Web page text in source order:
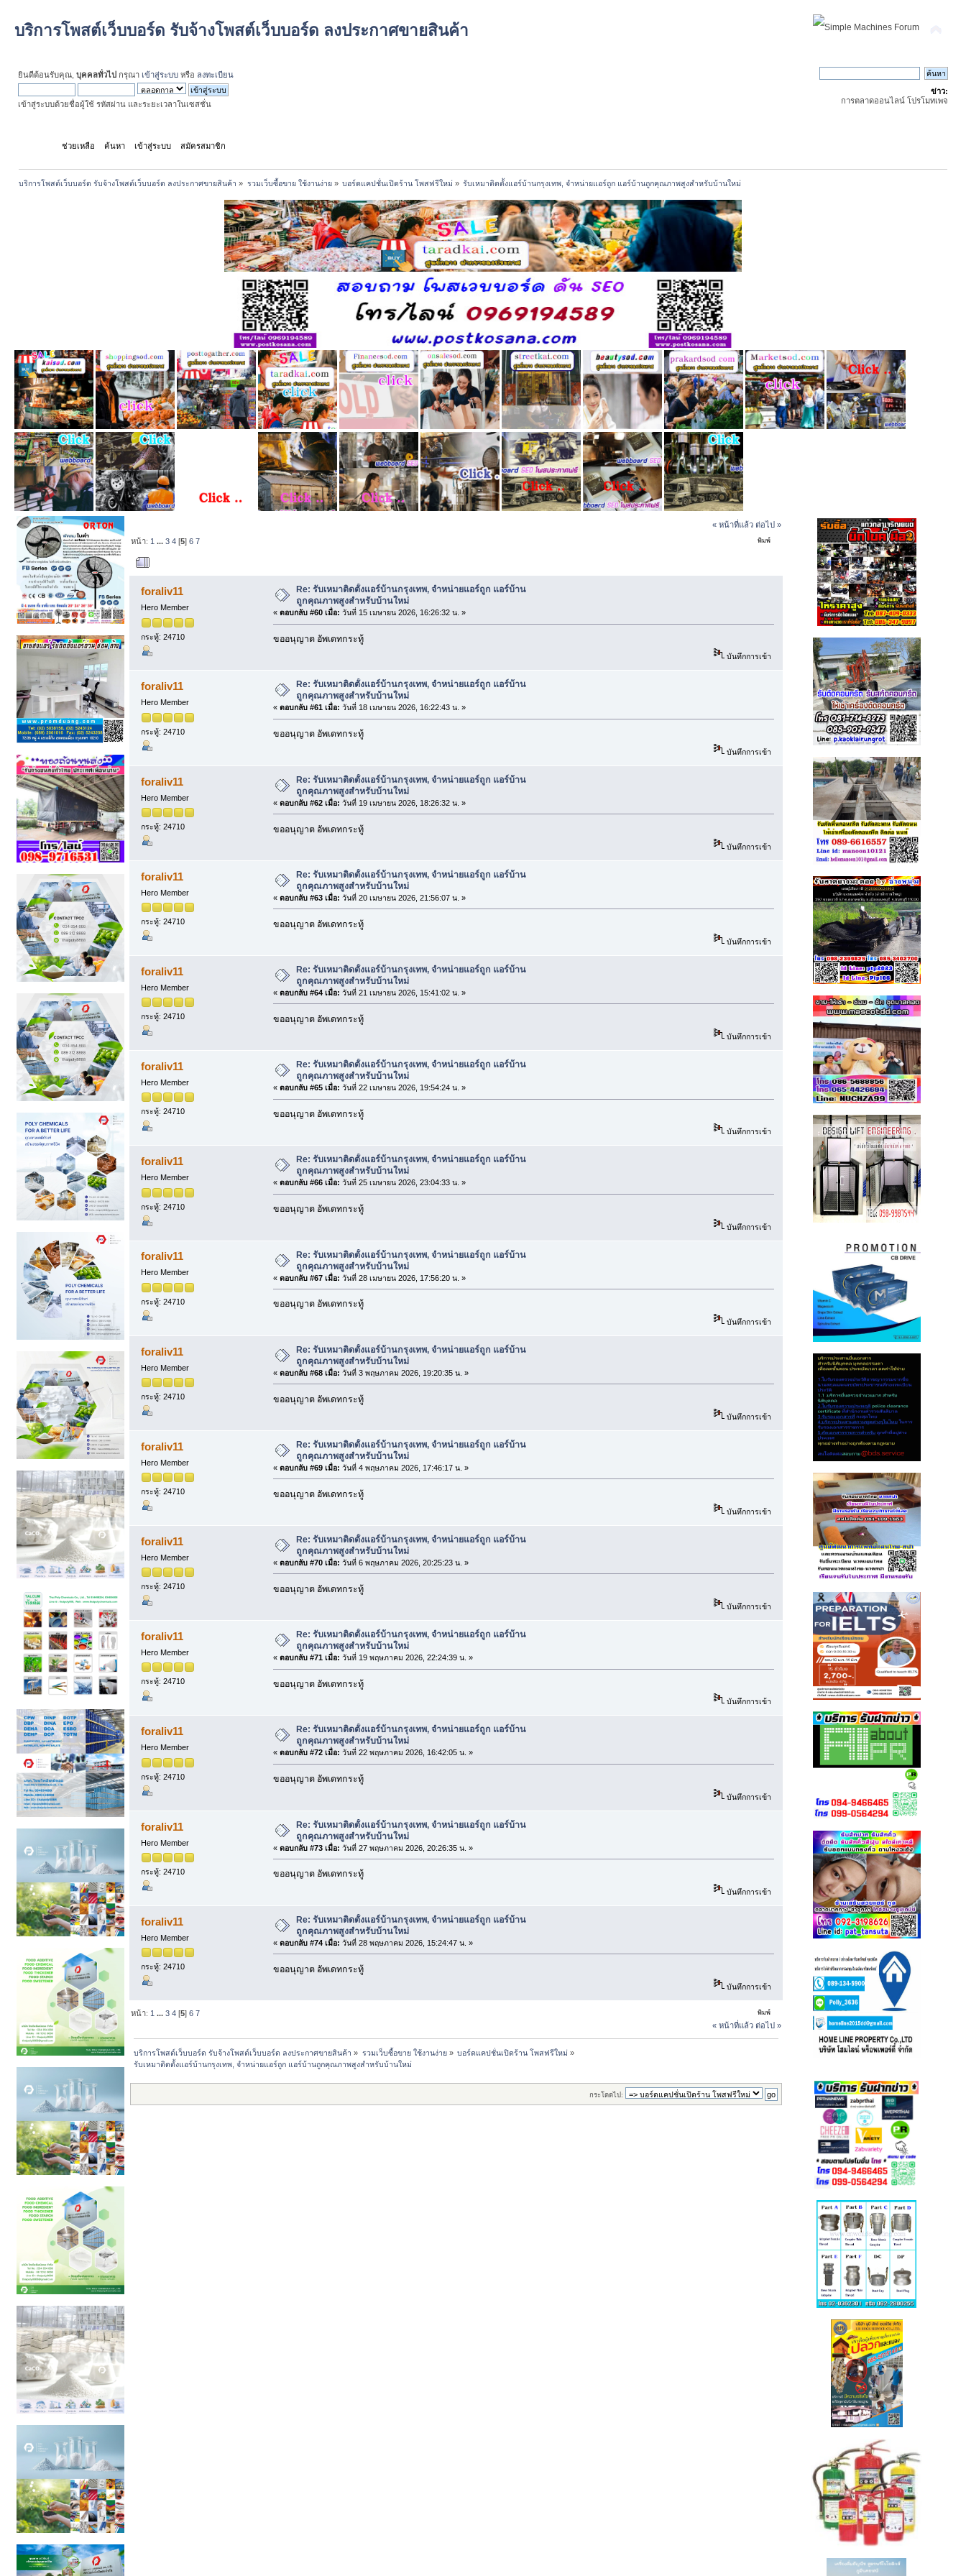
บริการโพสต์เว็บบอร์ด รับจ้างโพสต์เว็บบอร์ด ลงประกาศขายสินค้า
ยินดีต้อนรับคุณ, บุคคลทั่วไป กรุณา เข้าสู่ระบบ หรือ ลงทะเบียน
เข้าสู่ระบบด้วยชื่อผู้ใช้ รหัสผ่าน และระยะเวลาในเซสชั่น
ข่าว:
การตลาดออนไลน์ โปรโมทเพจ
ช่วยเหลือ ค้นหา เข้าสู่ระบบ สมัครสมาชิก
บริการโพสต์เว็บบอร์ด รับจ้างโพสต์เว็บบอร์ด ลงประกาศขายสินค้า » รวมเว็บซื้อขาย ใช้งานง่าย» บอร์ดแคปชั่นเปิดร้าน โพสฟรีใหม่» รับเหมาติดตั้งแอร์บ้านกรุงเทพ, จำหน่ายแอร์ถูก แอร์บ้านถูกคุณภาพสูงสำหรับบ้านใหม่
« หน้าที่แล้ว ต่อไป »
พิมพ์
หน้า: 1 ...3 4 [5]6 7
ครั้ง)
foraliv11
Hero Member
กระทู้: 24710
Re: รับเหมาติดตั้งแอร์บ้านกรุงเทพ, จำหน่ายแอร์ถูก แอร์บ้าน
ถูกคุณภาพสูงสำหรับบ้านใหม่
« ตอบกลับ #60 เมื่อ: วันที่ 15 เมษายน 2026, 16:26:32 น. »
ขออนุญาต อัพเดทกระทู้
บันทึกการเข้า
foraliv11
Hero Member
กระทู้: 24710
Re: รับเหมาติดตั้งแอร์บ้านกรุงเทพ, จำหน่ายแอร์ถูก แอร์บ้าน
ถูกคุณภาพสูงสำหรับบ้านใหม่
« ตอบกลับ #61 เมื่อ: วันที่ 18 เมษายน 2026, 16:22:43 น. »
ขออนุญาต อัพเดทกระทู้
บันทึกการเข้า
foraliv11
Hero Member
กระทู้: 24710
Re: รับเหมาติดตั้งแอร์บ้านกรุงเทพ, จำหน่ายแอร์ถูก แอร์บ้าน
ถูกคุณภาพสูงสำหรับบ้านใหม่
« ตอบกลับ #62 เมื่อ: วันที่ 19 เมษายน 2026, 18:26:32 น. »
ขออนุญาต อัพเดทกระทู้
บันทึกการเข้า
foraliv11
Hero Member
กระทู้: 24710
Re: รับเหมาติดตั้งแอร์บ้านกรุงเทพ, จำหน่ายแอร์ถูก แอร์บ้าน
ถูกคุณภาพสูงสำหรับบ้านใหม่
« ตอบกลับ #63 เมื่อ: วันที่ 20 เมษายน 2026, 21:56:07 น. »
ขออนุญาต อัพเดทกระทู้
บันทึกการเข้า
foraliv11
Hero Member
กระทู้: 24710
Re: รับเหมาติดตั้งแอร์บ้านกรุงเทพ, จำหน่ายแอร์ถูก แอร์บ้าน
ถูกคุณภาพสูงสำหรับบ้านใหม่
« ตอบกลับ #64 เมื่อ: วันที่ 21 เมษายน 2026, 15:41:02 น. »
ขออนุญาต อัพเดทกระทู้
บันทึกการเข้า
foraliv11
Hero Member
กระทู้: 24710
Re: รับเหมาติดตั้งแอร์บ้านกรุงเทพ, จำหน่ายแอร์ถูก แอร์บ้าน
ถูกคุณภาพสูงสำหรับบ้านใหม่
« ตอบกลับ #65 เมื่อ: วันที่ 22 เมษายน 2026, 19:54:24 น. »
ขออนุญาต อัพเดทกระทู้
บันทึกการเข้า
foraliv11
Hero Member
กระทู้: 24710
Re: รับเหมาติดตั้งแอร์บ้านกรุงเทพ, จำหน่ายแอร์ถูก แอร์บ้าน
ถูกคุณภาพสูงสำหรับบ้านใหม่
« ตอบกลับ #66 เมื่อ: วันที่ 25 เมษายน 2026, 23:04:33 น. »
ขออนุญาต อัพเดทกระทู้
บันทึกการเข้า
foraliv11
Hero Member
กระทู้: 24710
Re: รับเหมาติดตั้งแอร์บ้านกรุงเทพ, จำหน่ายแอร์ถูก แอร์บ้าน
ถูกคุณภาพสูงสำหรับบ้านใหม่
« ตอบกลับ #67 เมื่อ: วันที่ 28 เมษายน 2026, 17:56:20 น. »
ขออนุญาต อัพเดทกระทู้
บันทึกการเข้า
foraliv11
Hero Member
กระทู้: 24710
Re: รับเหมาติดตั้งแอร์บ้านกรุงเทพ, จำหน่ายแอร์ถูก แอร์บ้าน
ถูกคุณภาพสูงสำหรับบ้านใหม่
« ตอบกลับ #68 เมื่อ: วันที่ 3 พฤษภาคม 2026, 19:20:35 น. »
ขออนุญาต อัพเดทกระทู้
บันทึกการเข้า
foraliv11
Hero Member
กระทู้: 24710
Re: รับเหมาติดตั้งแอร์บ้านกรุงเทพ, จำหน่ายแอร์ถูก แอร์บ้าน
ถูกคุณภาพสูงสำหรับบ้านใหม่
« ตอบกลับ #69 เมื่อ: วันที่ 4 พฤษภาคม 2026, 17:46:17 น. »
ขออนุญาต อัพเดทกระทู้
บันทึกการเข้า
foraliv11
Hero Member
กระทู้: 24710
Re: รับเหมาติดตั้งแอร์บ้านกรุงเทพ, จำหน่ายแอร์ถูก แอร์บ้าน
ถูกคุณภาพสูงสำหรับบ้านใหม่
« ตอบกลับ #70 เมื่อ: วันที่ 6 พฤษภาคม 2026, 20:25:23 น. »
ขออนุญาต อัพเดทกระทู้
บันทึกการเข้า
foraliv11
Hero Member
กระทู้: 24710
Re: รับเหมาติดตั้งแอร์บ้านกรุงเทพ, จำหน่ายแอร์ถูก แอร์บ้าน
ถูกคุณภาพสูงสำหรับบ้านใหม่
« ตอบกลับ #71 เมื่อ: วันที่ 19 พฤษภาคม 2026, 22:24:39 น. »
ขออนุญาต อัพเดทกระทู้
บันทึกการเข้า
foraliv11
Hero Member
กระทู้: 24710
Re: รับเหมาติดตั้งแอร์บ้านกรุงเทพ, จำหน่ายแอร์ถูก แอร์บ้าน
ถูกคุณภาพสูงสำหรับบ้านใหม่
« ตอบกลับ #72 เมื่อ: วันที่ 22 พฤษภาคม 2026, 16:42:05 น. »
ขออนุญาต อัพเดทกระทู้
บันทึกการเข้า
foraliv11
Hero Member
กระทู้: 24710
Re: รับเหมาติดตั้งแอร์บ้านกรุงเทพ, จำหน่ายแอร์ถูก แอร์บ้าน
ถูกคุณภาพสูงสำหรับบ้านใหม่
« ตอบกลับ #73 เมื่อ: วันที่ 27 พฤษภาคม 2026, 20:26:35 น. »
ขออนุญาต อัพเดทกระทู้
บันทึกการเข้า
foraliv11
Hero Member
กระทู้: 24710
Re: รับเหมาติดตั้งแอร์บ้านกรุงเทพ, จำหน่ายแอร์ถูก แอร์บ้าน
ถูกคุณภาพสูงสำหรับบ้านใหม่
« ตอบกลับ #74 เมื่อ: วันที่ 28 พฤษภาคม 2026, 15:24:47 น. »
ขออนุญาต อัพเดทกระทู้
บันทึกการเข้า
พิมพ์
หน้า: 1 ...3 4 [5]6 7
« หน้าที่แล้ว ต่อไป »
บริการโพสต์เว็บบอร์ด รับจ้างโพสต์เว็บบอร์ด ลงประกาศขายสินค้า » รวมเว็บซื้อขาย ใช้งานง่าย» บอร์ดแคปชั่นเปิดร้าน โพสฟรีใหม่»
รับเหมาติดตั้งแอร์บ้านกรุงเทพ, จำหน่ายแอร์ถูก แอร์บ้านถูกคุณภาพสูงสำหรับบ้านใหม่
กระโดดไป: